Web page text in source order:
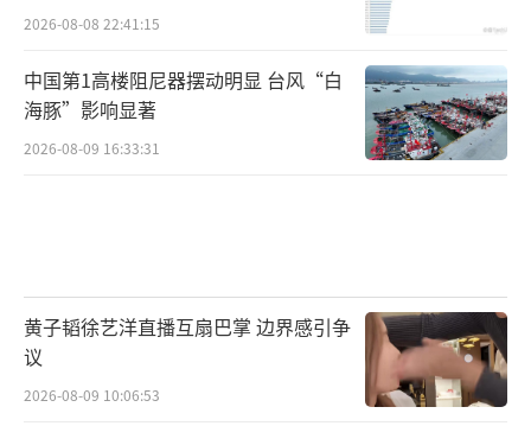
2026-08-08 22:41:15
中国第1高楼阻尼器摆动明显 台风“白
海豚”影响显著
2026-08-09 16:33:31
黄子韬徐艺洋直播互扇巴掌 边界感引争
议
2026-08-09 10:06:53